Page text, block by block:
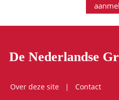
De Nederlandse
Over deze site
Contact